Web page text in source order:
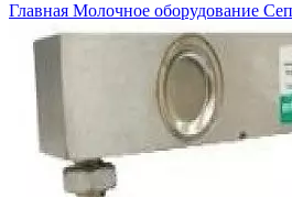
Главная Молочное оборудование